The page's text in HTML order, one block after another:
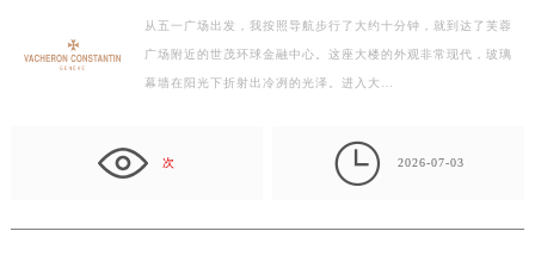
从五一广场出发，我按照导航步行了大约十分钟，就到达了芙蓉
广场附近的世茂环球金融中心。这座大楼的外观非常现代，玻璃
幕墙在阳光下折射出冷冽的光泽。进入大…
次  2026-07-03